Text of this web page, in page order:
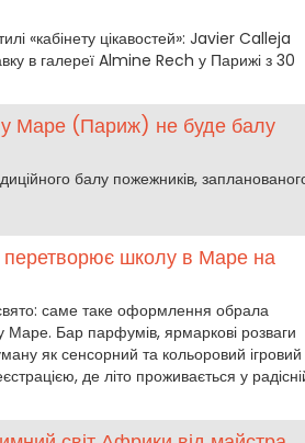
«кабінету цікавостей»: Javier Calleja
в галереї Almine Rech у Парижі з 30
у Маре (Париж) не буде балу
балу пожежників,
перетворює школу в Маре на
саме таке оформлення обрала
Маре. Бар парфумів, ярмаркові розваги
як сенсорний та кольоровий ігровий
де літо проживається у